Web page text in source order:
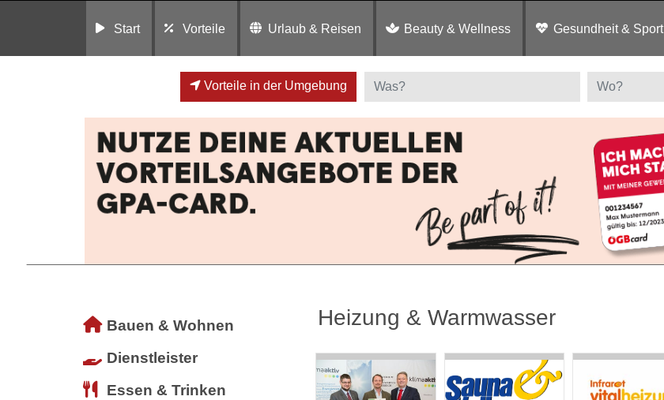
Start Vorteile Urlaub & Reisen Beauty & Wellness Gesundheit & Sport
Vorteile in der Umgebung
Bauen & Wohnen
Dienstleister
Essen & Trinken
Heizung & Warmwasser